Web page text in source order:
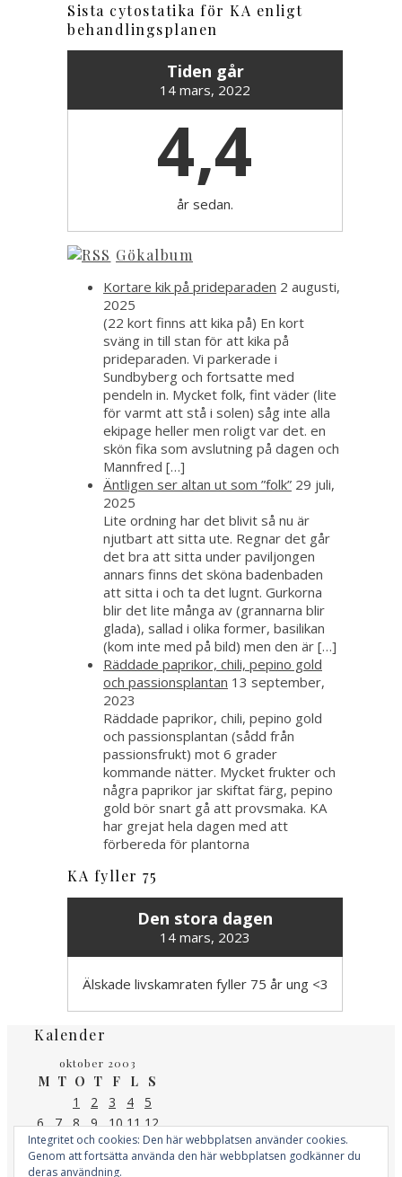
Sista cytostatika för KA enligt
behandlingsplanen
Tiden går
14 mars, 2022
4,4
år sedan.
Gökalbum
Kortare kik på prideparaden 2 augusti,
2025
(22 kort finns att kika på) En kort
sväng in till stan för att kika på
prideparaden. Vi parkerade i
Sundbyberg och fortsatte med
pendeln in. Mycket folk, fint väder (lite
för varmt att stå i solen) såg inte alla
ekipage heller men roligt var det. en
skön fika som avslutning på dagen och
Mannfred […]
Äntligen ser altan ut som ”folk” 29 juli,
2025
Lite ordning har det blivit så nu är
njutbart att sitta ute. Regnar det går
det bra att sitta under paviljongen
annars finns det sköna badenbaden
att sitta i och ta det lugnt. Gurkorna
blir det lite många av (grannarna blir
glada), sallad i olika former, basilikan
(kom inte med på bild) men den är […]
Räddade paprikor, chili, pepino gold
och passionsplantan 13 september,
2023
Räddade paprikor, chili, pepino gold
och passionsplantan (sådd från
passionsfrukt) mot 6 grader
kommande nätter. Mycket frukter och
några paprikor jar skiftat färg, pepino
gold bör snart gå att provsmaka. KA
har grejat hela dagen med att
förbereda för plantorna
KA fyller 75
Den stora dagen
14 mars, 2023
Älskade livskamraten fyller 75 år ung <3
Kalender
oktober 2003
M T O T F L
S
1
2 3 4
5
6
7 8 9 10 11 12
13 14 15 16 17 18 19
20 21 22 23 24 25 26
Integritet och cookies: Den här webbplatsen använder cookies.
Genom att fortsätta använda den här webbplatsen godkänner du
deras användning.